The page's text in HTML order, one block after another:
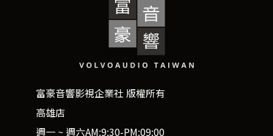
富豪音響影視企業社 版權所有
高雄店
週一 ~ 週六AM:9:30-PM:09:00